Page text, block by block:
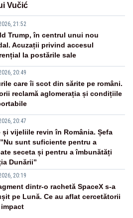
Vučić
21:52
Trump, în centrul unui nou
Acuzații privind accesul
la postările sale
20:49
care îi scot din sărite pe români.
reclamă aglomerația și condițiile
20:47
și vijeliile revin în România. Șefa
sunt suficiente pentru a
seceta și pentru a îmbunătăți
Dunării”
20:19
dintr-o rachetă SpaceX s-a
pe Lună. Ce au aflat cercetătorii